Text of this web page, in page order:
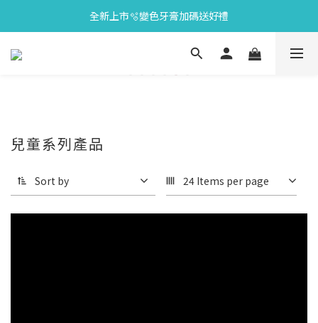
會員限定🎁點數兌換好禮
全新上市🫧變色牙膏加碼送好禮
會員限定🎁點數兌換好禮
兒童系列產品
Sort by 24 Items per page